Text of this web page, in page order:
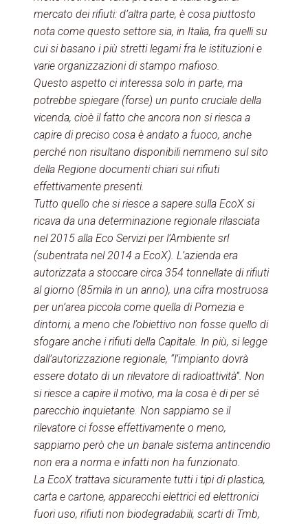
mercato dei rifiuti: d’altra parte, è cosa piuttosto
nota come questo settore sia, in Italia, fra quelli su
cui si basano i più stretti legami fra le istituzioni e
varie organizzazioni di stampo mafioso.
Questo aspetto ci interessa solo in parte, ma
potrebbe spiegare (forse) un punto cruciale della
vicenda, cioè il fatto che ancora non si riesca a
capire di preciso cosa è andato a fuoco, anche
perché non risultano disponibili nemmeno sul sito
della Regione documenti chiari sui rifiuti
effettivamente presenti.
Tutto quello che si riesce a sapere sulla EcoX si
ricava da una determinazione regionale rilasciata
nel 2015 alla Eco Servizi per l’Ambiente srl
(subentrata nel 2014 a EcoX). L’azienda era
autorizzata a stoccare circa 354 tonnellate di rifiuti
al giorno (85mila in un anno), una cifra mostruosa
per un’area piccola come quella di Pomezia e
dintorni, a meno che l’obiettivo non fosse quello di
sfogare anche i rifiuti della Capitale. In più, si legge
dall’autorizzazione regionale, “l’impianto dovrà
essere dotato di un rilevatore di radioattività”. Non
si riesce a capire il motivo, ma la cosa è di per sé
parecchio inquietante. Non sappiamo se il
rilevatore ci fosse effettivamente o meno,
sappiamo però che un banale sistema antincendio
non era a norma e infatti non ha funzionato.
La EcoX trattava sicuramente tutti i tipi di plastica,
carta e cartone, apparecchi elettrici ed elettronici
fuori uso, rifiuti non biodegradabili, scarti di Tmb,